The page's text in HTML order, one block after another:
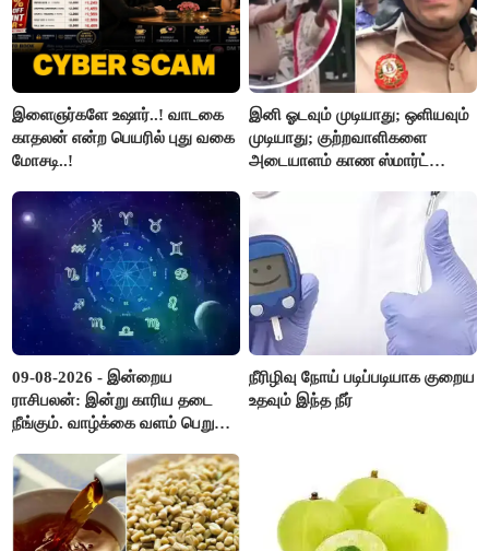
இளைஞர்களே உஷார்..! வாடகை
காதலன் என்ற பெயரில் புது வகை
மோசடி..!
இனி ஓடவும் முடியாது; ஒளியவும்
முடியாது; குற்றவாளிகளை
அடையாளம் காண ஸ்மார்ட்
09-08-2026 - இன்றைய
ராசிபலன்: இன்று காரிய தடை
நீங்கும். வாழ்க்கை வளம் பெறும்.
எடைபோடுவது நல்லது..!
நீரிழிவு நோய் படிப்படியாக குறைய
உதவும் இந்த நீர்